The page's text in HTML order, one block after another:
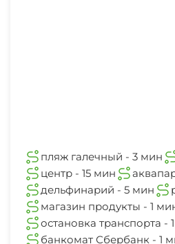
пляж галечный - 3 мин
центр - 15 мин
дельфинарий - 5 мин
магазин продукты - 1
остановка транспорта -
банкомат Сбербанк - 1